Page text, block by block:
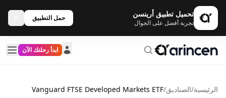
تحميل تطبيق أرينسن
تجربة أفضل على الجوال
حمل التطبيق
ابدأ رحلتك الآن
الرئيسية/الصناديق/
Vanguard FTSE Developed Markets ETF